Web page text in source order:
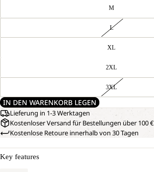
M
L
XL
2XL
3XL
IN DEN WARENKORB LEGEN
Lieferung in 1-3 Werktagen
Kostenloser Versand für Bestellungen über 100 €
Kostenlose Retoure innerhalb von 30 Tagen
Key features